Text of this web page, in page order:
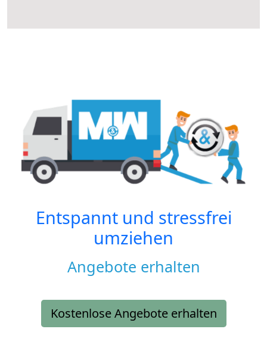
Entspannt und stressfrei
umziehen
Angebote erhalten
Kostenlose Angebote erhalten